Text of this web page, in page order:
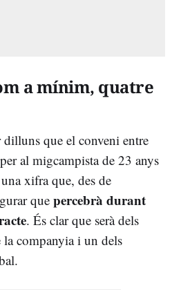
a mínim, quatre
que el conveni entre
al migcampista de 23 anys
xifra que, des de
que percebrà durant
. És clar que serà dels
la companyia i un dels